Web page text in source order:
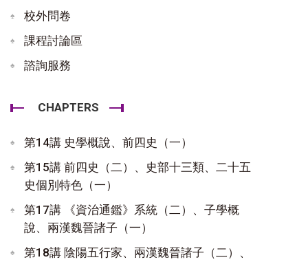
校外問卷
課程討論區
諮詢服務
CHAPTERS
第14講 史學概說、前四史（一）
第15講 前四史（二）、史部十三類、二十五
史個別特色（一）
第17講 《資治通鑑》系統（二）、子學概
說、兩漢魏晉諸子（一）
第18講 陰陽五行家、兩漢魏晉諸子（二）、